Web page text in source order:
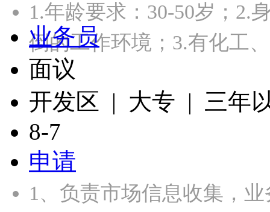
1.年龄要求：30-50岁；2.
倒的工作环境；3.有化工
业务员
面议
开发区 | 大专 | 三年
8-7
申请
1、负责市场信息收集，